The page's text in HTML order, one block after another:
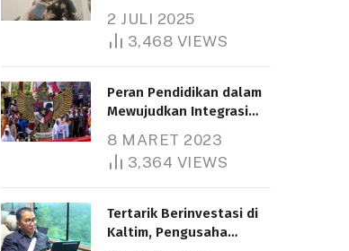
Bantuan Pendidikan
Gratispol
2 JULI 2025
3,468 VIEWS
Peran Pendidikan dalam
Mewujudkan Integrasi
8 MARET 2023
3,364 VIEWS
Tertarik Berinvestasi di
Kaltim, Pengusaha